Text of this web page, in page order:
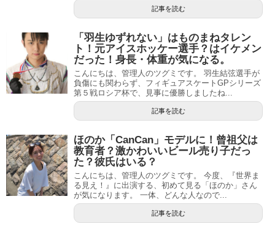
記事を読む
「羽生ゆずれない」はものまねタレン
ト！元アイスホッケー選手？はイケメン
だった！身長・体重が気になる。
こんにちは、管理人のツグミです。 羽生結弦選手が
負傷にも関わらず、フィギュアスケートGPシリーズ
第５戦ロシア杯で、見事に優勝しましたね...
記事を読む
ほのか「CanCan」モデルに！曾祖父は
教育者？激かわいいビール売り子だっ
た？彼氏はいる？
こんにちは、管理人のツグミです。 今度、『世界ま
る見え！』に出演する、初めて見る「ほのか」さん
が気になります。 一体、どんな人なので...
記事を読む